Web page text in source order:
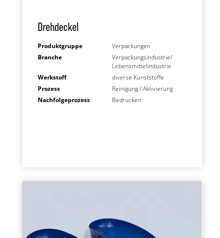
Drehdeckel
Produktgruppe
Verpackungen
Branche
Verpackungsindustrie/
Lebensmittelindustrie
Werkstoff
diverse Kunststoffe
Prozess
Reinigung / Aktivierung
Nachfolgeprozess
Bedrucken